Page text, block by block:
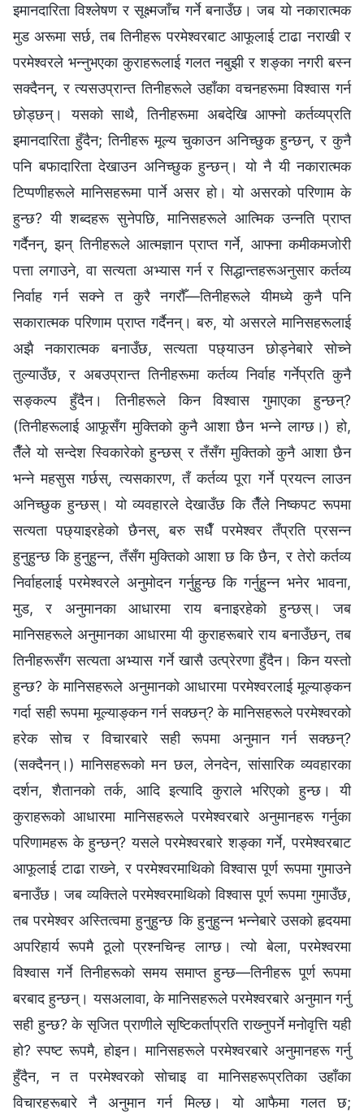
इमानदारिता विश्‍लेषण र सूक्ष्मजाँच गर्ने बनाउँछ। जब यो नकारात्मक
मुड अरूमा सर्छ, तब तिनीहरू परमेश्‍वरबाट आफूलाई टाढा नराखी र
परमेश्‍वरले भन्‍नुभएका कुराहरूलाई गलत नबुझी र शङ्का नगरी बस्न
सक्दैनन्, र त्यसउप्रान्त तिनीहरूले उहाँका वचनहरूमा विश्‍वास गर्न
छोड्छन्। यसको साथै, तिनीहरूमा अबदेखि आफ्नो कर्तव्यप्रति
इमानदारिता हुँदैन; तिनीहरू मूल्य चुकाउन अनिच्छुक हुन्छन्, र कुनै
पनि बफादारिता देखाउन अनिच्छुक हुन्छन्। यो नै यी नकारात्मक
टिप्पणीहरूले मानिसहरूमा पार्ने असर हो। यो असरको परिणाम के
हुन्छ? यी शब्दहरू सुनेपछि, मानिसहरूले आत्मिक उन्नति प्राप्त
गर्दैनन्, झन् तिनीहरूले आत्मज्ञान प्राप्त गर्ने, आफ्ना कमीकमजोरी
पत्ता लगाउने, वा सत्यता अभ्यास गर्न र सिद्धान्तहरूअनुसार कर्तव्य
निर्वाह गर्न सक्‍ने त कुरै नगरौँ—तिनीहरूले यीमध्ये कुनै पनि
सकारात्मक परिणाम प्राप्त गर्दैनन्। बरु, यो असरले मानिसहरूलाई
अझै नकारात्मक बनाउँछ, सत्यता पछ्याउन छोड्नेबारे सोच्ने
तुल्याउँछ, र अबउप्रान्त तिनीहरूमा कर्तव्य निर्वाह गर्नेप्रति कुनै
सङ्कल्प हुँदैन। तिनीहरूले किन विश्‍वास गुमाएका हुन्छन्?
(तिनीहरूलाई आफूसँग मुक्तिको कुनै आशा छैन भन्‍ने लाग्छ।) हो,
तैँले यो सन्देश स्विकारेको हुन्छस् र तँसँग मुक्तिको कुनै आशा छैन
भन्‍ने महसुस गर्छस्, त्यसकारण, तँ कर्तव्य पूरा गर्ने प्रयत्‍न लाउन
अनिच्छुक हुन्छस्। यो व्यवहारले देखाउँछ कि तैँले निष्कपट रूपमा
सत्यता पछ्याइरहेको छैनस्, बरु सधैँ परमेश्‍वर तँप्रति प्रसन्न
हुनुहुन्छ कि हुनुहुन्न, तँसँग मुक्तिको आशा छ कि छैन, र तेरो कर्तव्य
निर्वाहलाई परमेश्‍वरले अनुमोदन गर्नुहुन्छ कि गर्नुहुन्न भनेर भावना,
मुड, र अनुमानका आधारमा राय बनाइरहेको हुन्छस्। जब
मानिसहरूले अनुमानका आधारमा यी कुराहरूबारे राय बनाउँछन्, तब
तिनीहरूसँग सत्यता अभ्यास गर्ने खासै उत्प्रेरणा हुँदैन। किन यस्तो
हुन्छ? के मानिसहरूले अनुमानको आधारमा परमेश्‍वरलाई मूल्याङ्कन
गर्दा सही रूपमा मूल्याङ्कन गर्न सक्छन्? के मानिसहरूले परमेश्‍वरको
हरेक सोच र विचारबारे सही रूपमा अनुमान गर्न सक्छन्?
(सक्दैनन्।) मानिसहरूको मन छल, लेनदेन, सांसारिक व्यवहारका
दर्शन, शैतानको तर्क, आदि इत्यादि कुराले भरिएको हुन्छ। यी
कुराहरूको आधारमा मानिसहरूले परमेश्‍वरबारे अनुमानहरू गर्नुका
परिणामहरू के हुन्छन्? यसले परमेश्‍वरबारे शङ्का गर्ने, परमेश्‍वरबाट
आफूलाई टाढा राख्‍ने, र परमेश्‍वरमाथिको विश्‍वास पूर्ण रूपमा गुमाउने
बनाउँछ। जब व्यक्तिले परमेश्‍वरमाथिको विश्‍वास पूर्ण रूपमा गुमाउँछ,
तब परमेश्‍वर अस्तित्वमा हुनुहुन्छ कि हुनुहुन्न भन्‍नेबारे उसको हृदयमा
अपरिहार्य रूपमै ठूलो प्रश्‍नचिन्ह लाग्‍छ। त्यो बेला, परमेश्‍वरमा
विश्‍वास गर्ने तिनीहरूको समय समाप्त हुन्छ—तिनीहरू पूर्ण रूपमा
बरबाद हुन्छन्। यसअलावा, के मानिसहरूले परमेश्‍वरबारे अनुमान गर्नु
सही हुन्छ? के सृजित प्राणीले सृष्टिकर्ताप्रति राख्‍नुपर्ने मनोवृत्ति यही
हो? स्पष्ट रूपमै, होइन। मानिसहरूले परमेश्‍वरबारे अनुमानहरू गर्नु
हुँदैन, न त परमेश्‍वरको सोचाइ वा मानिसहरूप्रतिका उहाँका
विचारहरूबारे नै अनुमान गर्न मिल्छ। यो आफैमा गलत छ;